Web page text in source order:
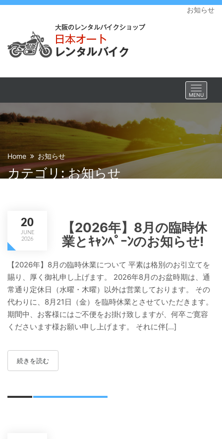
お知らせ
Toggle
MENU
Home お知らせ
カテゴリ: お知らせ
20
JUNE
2026
【2026年】8月の臨時休
業とｷｬﾝﾍﾟｰﾝのお知らせ!
【2026年】8月の臨時休業について 平素は格別のお引立てを
賜り、厚く御礼申し上げます。 2026年8月のお盆時期は、通
常通り定休日（水曜・木曜）以外は営業しております。 その
代わりに、8月21日（金）を臨時休業とさせていただきます。
期間中、お客様にはご不便をお掛け致しますが、何卒ご寛容
くださいます様お願い申し上げます。 それに伴[...]
続きを読む